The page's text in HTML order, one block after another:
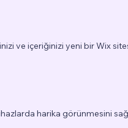
ve içeriğinizi yeni bir Wix
harika görünmesini